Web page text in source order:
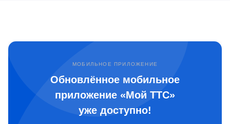
МОБИЛЬНОЕ ПРИЛОЖЕНИЕ
Обновлённое мобильное
приложение «Мой ТТС»
уже доступно!